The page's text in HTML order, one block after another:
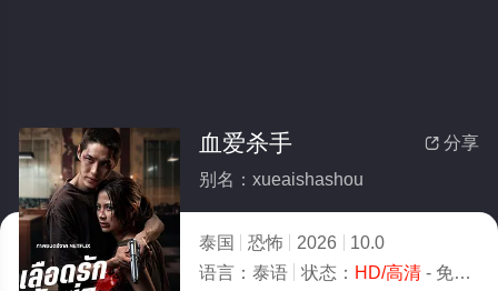
 分享
血爱杀手
别名：xueaishashou
泰国 恐怖 2026
10.0
语言： 泰语 状态： HD/高清- 免费在线观看